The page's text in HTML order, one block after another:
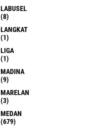
LABUSEL
(8)
LANGKAT
(1)
LIGA
(1)
MADINA
(9)
MARELAN
(3)
MEDAN
(679)